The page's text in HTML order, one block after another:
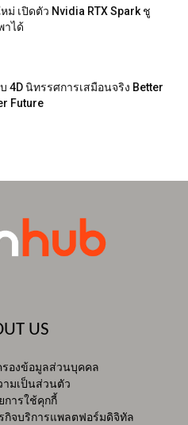
ม่ เปิดตัว Nvidia RTX Spark ชู
าได้
4D นิทรรศการเสมือนจริง Better
Future
US
องข้อมูลส่วนบุคคล
มเป็นส่วนตัว
การใช้คุกกี้
กิจบริการแพลตฟอร์มดิจิทัล